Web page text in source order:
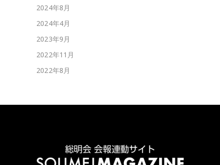
2024年8月
2024年4月
2023年9月
2022年11月
2022年8月